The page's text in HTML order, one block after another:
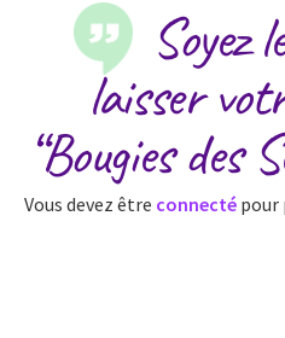
Soyez
laisser
“Bougies des
Vous devez être connecté pour